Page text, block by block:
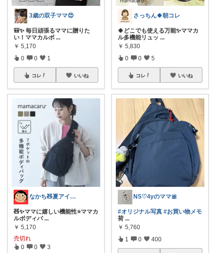
3歳の双子ママ😍
🎒✨ 毎日頑張るママに贈りた
い！ママカルボ ...
￥ 5,170
0 0 1
コレ いいね
なかち🧸夏アイテム＆便利グッズ✨
🧸✨ママに嬉しい機能性⭐️ママカ
ルボディバ ...
￥ 5,170
売切れ
0 0 3
さっちん🍀朝コレ
🍀どこでも使える万能✨ママカ
ル多機能リュッ ...
￥ 5,830
0 0 5
コレ いいね
NS♡4yのママ🎀
#オリジナル写真 #お買い物メモ
荷 ...
￥ 5,760
1 0 400